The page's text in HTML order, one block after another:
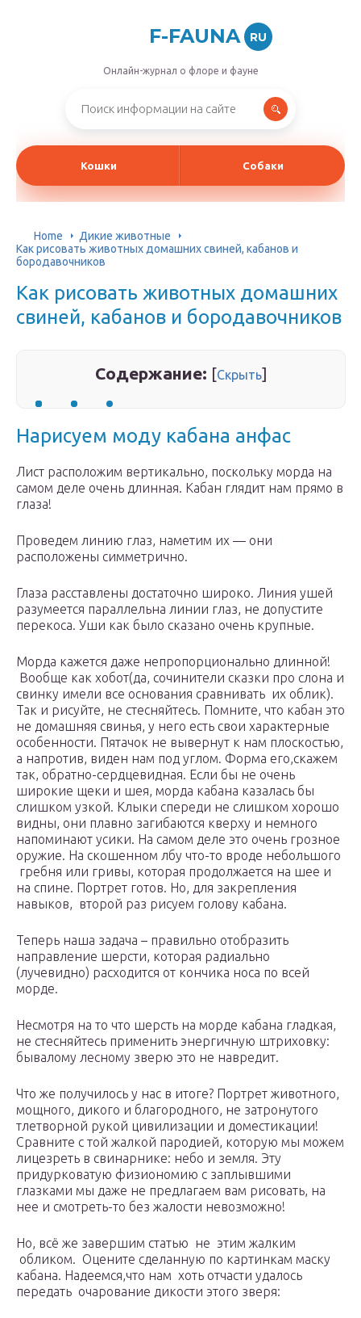
F-FAUNA RU
Онлайн-журнал о флоре и фауне
Кошки Собаки
Home
Дикие животные
Как рисовать животных домашних свиней, кабанов и
бородавочников
Как рисовать животных домашних
свиней, кабанов и бородавочников
Содержание: [Скрыть]
Нарисуем моду кабана анфас
Лист расположим вертикально, поскольку морда на
самом деле очень длинная. Кабан глядит нам прямо в
глаза!
Проведем линию глаз, наметим их — они
расположены симметрично.
Глаза расставлены достаточно широко. Линия ушей
разумеется параллельна линии глаз, не допустите
перекоса. Уши как было сказано очень крупные.
Морда кажется даже непропорционально длинной!
Вообще как хобот(да, сочинители сказки про слона и
свинку имели все основания сравнивать их облик).
Так и рисуйте, не стесняйтесь. Помните, что кабан это
не домашняя свинья, у него есть свои характерные
особенности. Пятачок не вывернут к нам плоскостью,
а напротив, виден нам под углом. Форма его,скажем
так, обратно-сердцевидная. Если бы не очень
широкие щеки и шея, морда кабана казалась бы
слишком узкой. Клыки спереди не слишком хорошо
видны, они плавно загибаются кверху и немного
напоминают усики. На самом деле это очень грозное
оружие. На скошенном лбу что-то вроде небольшого
гребня или гривы, которая продолжается на шее и
на спине. Портрет готов. Но, для закрепления
навыков, второй раз рисуем голову кабана.
Теперь наша задача – правильно отобразить
направление шерсти, которая радиально
(лучевидно) расходится от кончика носа по всей
морде.
Несмотря на то что шерсть на морде кабана гладкая,
не стесняйтесь применить энергичную штриховку:
бывалому лесному зверю это не навредит.
Что же получилось у нас в итоге? Портрет животного,
мощного, дикого и благородного, не затронутого
тлетворной рукой цивилизации и доместикации!
Сравните с той жалкой пародией, которую мы можем
лицезреть в свинарнике: небо и земля. Эту
придурковатую физиономию с заплывшими
глазками мы даже не предлагаем вам рисовать, на
нее и смотреть-то без жалости невозможно!
Но, всё же завершим статью не этим жалким
обликом. Оцените сделанную по картинкам маску
кабана. Надеемся,что нам хоть отчасти удалось
передать очарование дикости этого зверя: